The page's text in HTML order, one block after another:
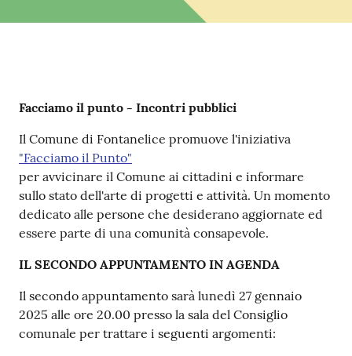
Contenuto
Facciamo il punto - Incontri pubblici
Il Comune di Fontanelice promuove l'iniziativa
"Facciamo il Punto"
per avvicinare il Comune ai cittadini e informare
sullo stato dell'arte di progetti e attività. Un momento
dedicato alle persone che desiderano aggiornate ed
essere parte di una comunità consapevole.
IL SECONDO APPUNTAMENTO IN AGENDA
Il secondo appuntamento sarà lunedì 27 gennaio
2025 alle ore 20.00 presso la sala del Consiglio
comunale per trattare i seguenti argomenti: